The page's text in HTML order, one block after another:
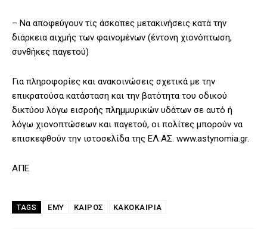
– Να αποφεύγουν τις άσκοπες μετακινήσεις κατά την
διάρκεια αιχμής των φαινομένων (έντονη χιονόπτωση,
συνθήκες παγετού)
Για πληροφορίες και ανακοινώσεις σχετικά με την
επικρατούσα κατάσταση και την βατότητα του οδικού
δικτύου λόγω εισροής πλημμυρικών υδάτων σε αυτό ή
λόγω χιονοπτώσεων και παγετού, οι πολίτες μπορούν να
επισκεφθούν την ιστοσελίδα της ΕΛ.ΑΣ. www.astynomia.gr.
AΠΕ
TAGS ΕΜΥ ΚΑΙΡΟΣ ΚΑΚΟΚΑΙΡΊΑ